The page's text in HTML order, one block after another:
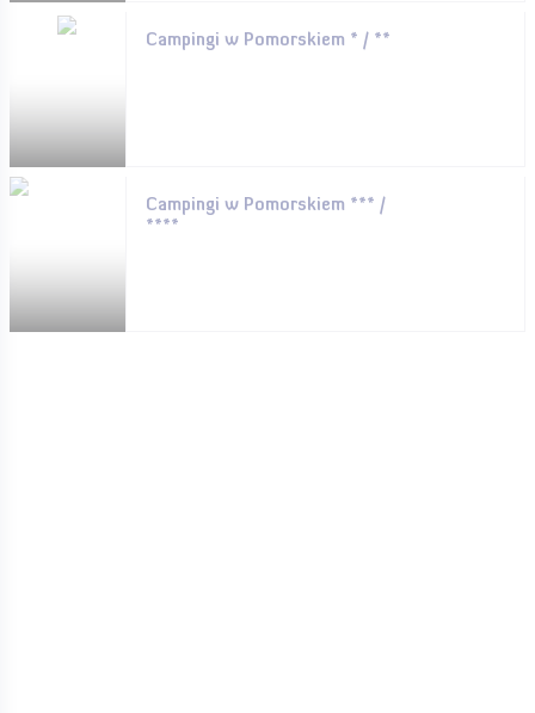
Campingi w Pomorskiem * / **
Campingi w Pomorskiem *** /
****